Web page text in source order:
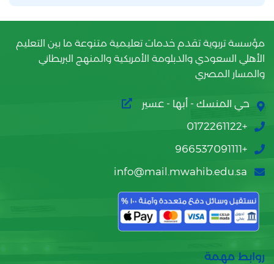
مؤسسة تربوية تقدم خدمات تعليمية متنوعة ما بين التعليم
الأهلي السعودي والدبلومة الأمريكية والمنهج البريطاني
والمسار المصري
حي المنسك - أبها - عسير
+0172261122
+966537091111
info@mail.mwahib.edu.sa
روابط مهمة